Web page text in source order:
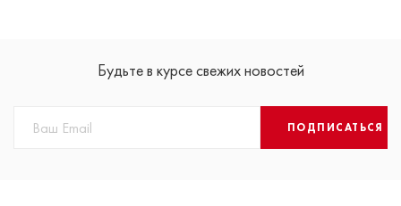
Будьте в курсе свежих новостей
ПОДПИСАТЬСЯ